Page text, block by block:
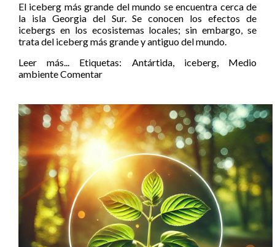
El iceberg más grande del mundo se encuentra cerca de
la isla Georgia del Sur. Se conocen los efectos de
icebergs en los ecosistemas locales; sin embargo, se
trata del iceberg más grande y antiguo del mundo.
Leer más...
Etiquetas: Antártida, iceberg, Medio
ambienteComentar